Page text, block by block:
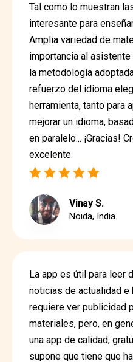
Tal como lo muestran
interesante para
Amplia variedad de
importancia al
la metodología
refuerzo del idioma
herramienta, tanto para
mejorar un idioma,
en paralelo... ¡Gracias!
excelente.
Vinay S.
Noida, India.
La app es útil para leer
noticias de actualidad
requiere ver publicidad
materiales, pero, en
una app de calidad,
supone que tiene que